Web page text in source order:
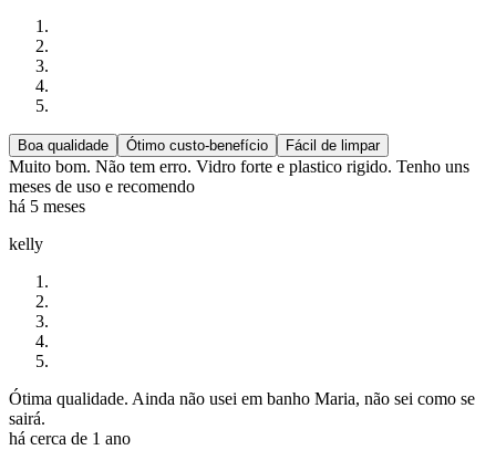
Boa qualidade Ótimo custo-benefício Fácil de limpar
Muito bom. Não tem erro. Vidro forte e plastico rigido. Tenho uns
meses de uso e recomendo
há 5 meses
kelly
Ótima qualidade. Ainda não usei em banho Maria, não sei como se
sairá.
há cerca de 1 ano